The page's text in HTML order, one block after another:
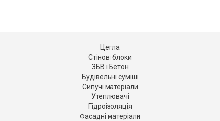
Цегла
Стінові блоки
ЗБВ і Бетон
Будівельні суміші
Сипучі матеріали
Утеплювачі
Гідроізоляція
Фасадні матеріали